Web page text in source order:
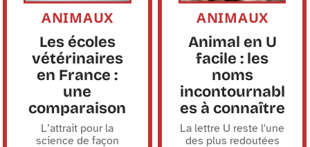
ANIMAUX
Les écoles
vétérinaires
en France :
une
comparaison
L’attrait pour la
science de façon
ANIMAUX
Animal en U
facile : les
noms
incontournabl
es à connaître
La lettre U reste l'une
des plus redoutées